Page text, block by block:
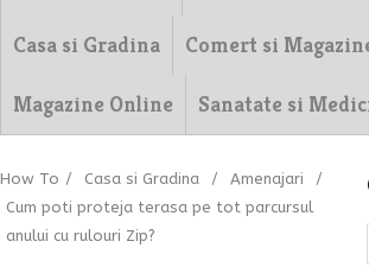
Casa si Gradina Comert si
Magazine Online Sanatate si
How To / Casa si Gradina / Amenajari
/
Cum poti proteja terasa pe tot parcursul
anului cu rulouri Zip?